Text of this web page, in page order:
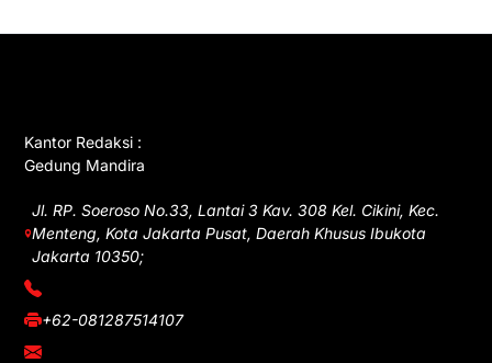
Kantor Redaksi :
Gedung Mandira
Jl. RP. Soeroso No.33, Lantai 3 Kav. 308 Kel. Cikini, Kec.
Menteng, Kota Jakarta Pusat, Daerah Khusus Ibukota
Jakarta 10350;
(021) 3908026
+62-081287514107
adm@iawnews.com